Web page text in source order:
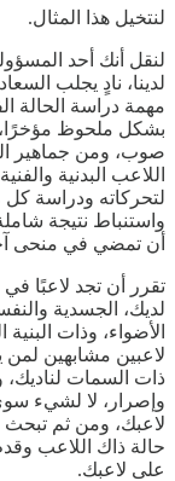
لنتخيل هذا المثال.
لنقل أنك أحد
لدينا، نادٍ يجلب
مهمة دراسة الحالة
بشكل ملحوظ
صوب، ومن جماهير
اللاعب البدنية
لتحركاته ودراسة
أن تمضي في منحى
تقرر أن تجد لاعبًا
لديك، الجسدية
الأضواء، وذات
لاعبين مشابهين
ذات السمات لناديك،
وإصرار، لا لشيء
لاعبك، ومن ثم
حالة ذاك اللاعب
على لاعبك.